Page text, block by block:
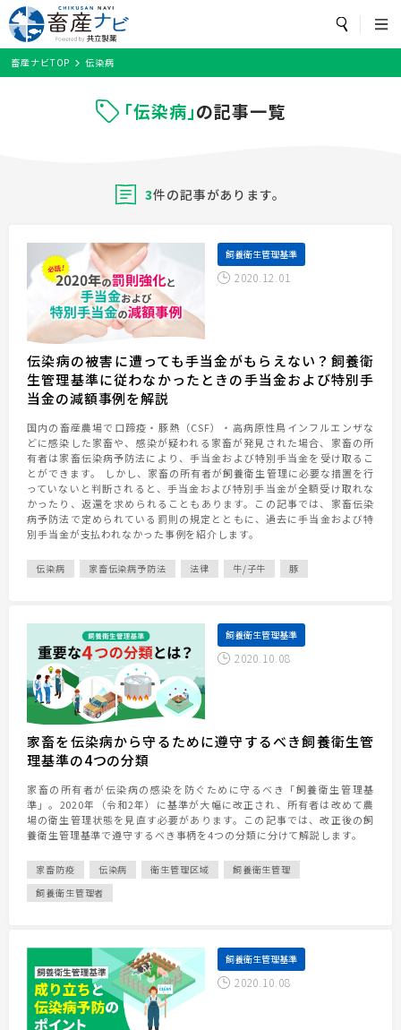
トップページ
畜産ナビとは？
農場の環境対策
お役立ち
セミナー情報
メルマガ配信登録
お問い合わせ
利用規約
プライバシーポリシー
牛/子牛
魚 その他
カテゴリから探す
飼養衛生管理基準 農場の環境対策 疾病・飼養管理
検索
畜産ナビTOP 伝染病
「伝染病」の記事一覧
3件の記事があります。
飼養衛生管理基準
2020.12.01
伝染病の被害に遭っても手当金がもらえない？飼養衛
生管理基準に従わなかったときの手当金および特別手
当金の減額事例を解説
国内の畜産農場で口蹄疫・豚熱（CSF）・高病原性鳥インフルエンザな
どに感染した家畜や、感染が疑われる家畜が発見された場合、家畜の所
有者は家畜伝染病予防法により、手当金および特別手当金を受け取るこ
とができます。 しかし、家畜の所有者が飼養衛生管理に必要な措置を行
っていないと判断されると、手当金および特別手当金が全額受け取れな
かったり、返還を求められることもあります。この記事では、家畜伝染
病予防法で定められている罰則の規定とともに、過去に手当金および特
別手当金が支払われなかった事例を紹介します。
伝染病 家畜伝染病予防法 法律 牛/子牛 豚
飼養衛生管理基準
2020.10.08
家畜を伝染病から守るために遵守するべき飼養衛生管
理基準の4つの分類
家畜の所有者が伝染病の感染を防ぐために守るべき「飼養衛生管理基
準」。2020年（令和2年）に基準が大幅に改正され、所有者は改めて農
場の衛生管理状態を見直す必要があります。この記事では、改正後の飼
養衛生管理基準で遵守するべき事柄を4つの分類に分けて解説します。
家畜防疫 伝染病 衛生管理区域
飼養衛生管理
飼養衛生管理者
飼養衛生管理基準
2020.10.08